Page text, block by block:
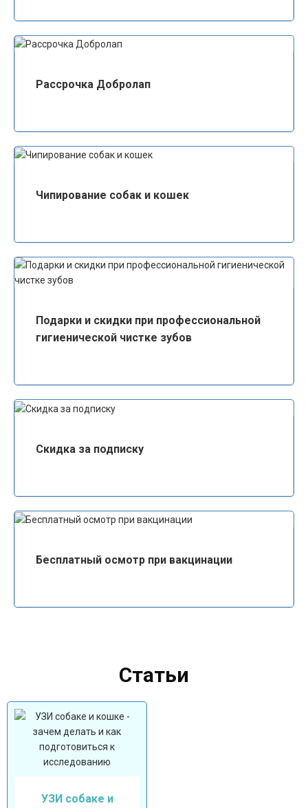
Рассрочка Добролап
Чипирование собак и кошек
Подарки и скидки при профессиональной
гигиенической чистке зубов
Скидка за подписку
Бесплатный осмотр при вакцинации
Статьи
УЗИ собаке и